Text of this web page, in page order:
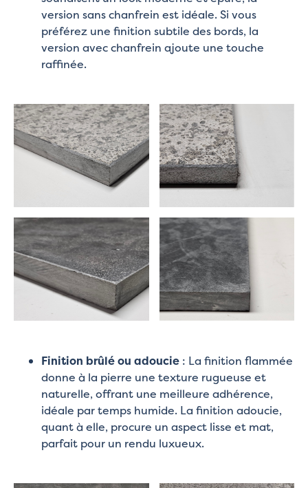
version sans chanfrein est idéale. Si vous
préférez une finition subtile des bords, la
version avec chanfrein ajoute une touche
raffinée.
Finition brûlé ou adoucie : La finition flammée
donne à la pierre une texture rugueuse et
naturelle, offrant une meilleure adhérence,
idéale par temps humide. La finition adoucie,
quant à elle, procure un aspect lisse et mat,
parfait pour un rendu luxueux.